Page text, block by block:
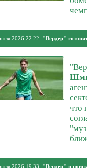
2026 22:22 "Вердер"
что
2026 19:33 "Вердер" в